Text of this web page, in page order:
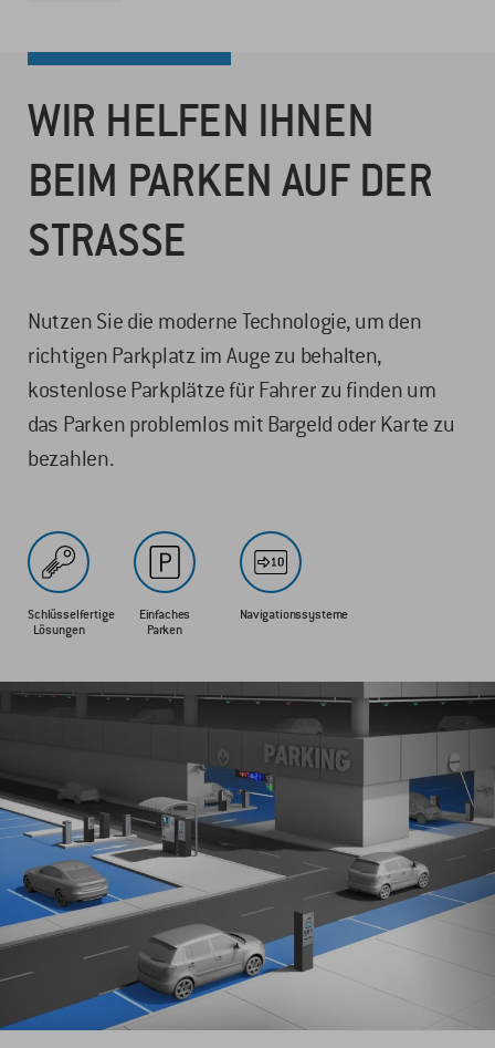
WIR HELFEN IHNEN
BEIM PARKEN AUF DER
STRASSE
Nutzen Sie die moderne Technologie, um den
richtigen Parkplatz im Auge zu behalten,
kostenlose Parkplätze für Fahrer zu finden um
das Parken problemlos mit Bargeld oder Karte zu
bezahlen.
Schlüsselfertige
Lösungen
Einfaches
Parken
Navigationssysteme